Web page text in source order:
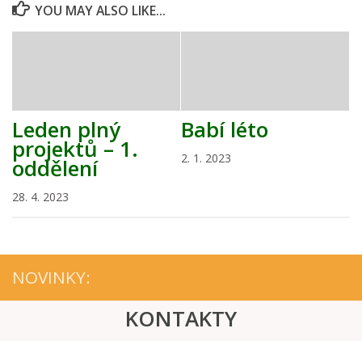
YOU MAY ALSO LIKE...
Leden plný
projektů – 1.
oddělení
28. 4. 2023
Babí léto
2. 1. 2023
NOVINKY:
KONTAKTY